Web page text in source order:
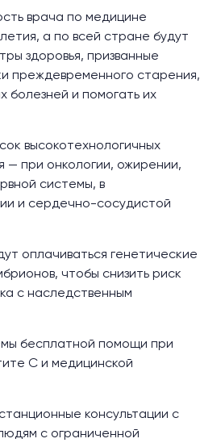
врача по медицине
а по всей стране будут
здоровья, призванные
преждевременного старения,
болезней и помогать их
высокотехнологичных
— при онкологии, ожирении,
системы, в
и сердечно-сосудистой
оплачиваться генетические
чтобы снизить риск
с наследственным
бесплатной помощи при
С и медицинской
консультации с
с ограниченной